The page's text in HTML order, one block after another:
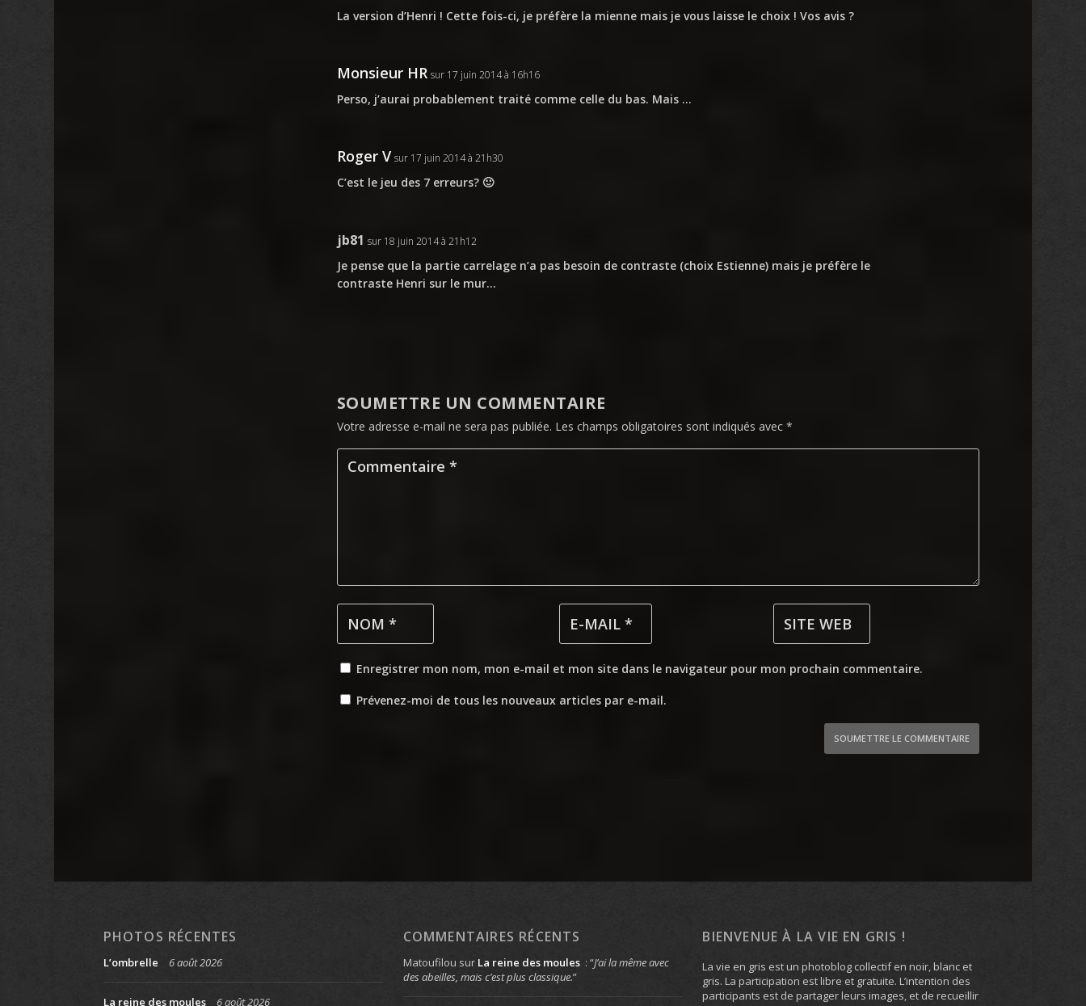
La version d’Henri ! Cette fois-ci, je préfère la mienne mais je vous laisse le choix ! Vos avis ?
Monsieur HR sur 17 juin 2014 à 16h16
Perso, j’aurai probablement traité comme celle du bas. Mais …
Roger V sur 17 juin 2014 à 21h30
C’est le jeu des 7 erreurs? 🙂
jb81 sur 18 juin 2014 à 21h12
Je pense que la partie carrelage n’a pas besoin de contraste (choix Estienne) mais je préfère le
contraste Henri sur le mur…
SOUMETTRE UN COMMENTAIRE
Votre adresse e-mail ne sera pas publiée. Les champs obligatoires sont indiqués avec *
Enregistrer mon nom, mon e-mail et mon site dans le navigateur pour mon prochain commentaire.
Prévenez-moi de tous les nouveaux articles par e-mail.
SOUMETTRE LE COMMENTAIRE
PHOTOS RÉCENTES
L’ombrelle 6 août 2026
La reine des moules 6 août 2026
COMMENTAIRES RÉCENTS
Matoufilou sur La reine des moules : “J’ai la même avec
des abeilles, mais c’est plus classique.”
BIENVENUE À LA VIE EN GRIS !
La vie en gris est un photoblog collectif en noir, blanc et
gris. La participation est libre et gratuite. L’intention des
participants est de partager leurs images, et de recueillir